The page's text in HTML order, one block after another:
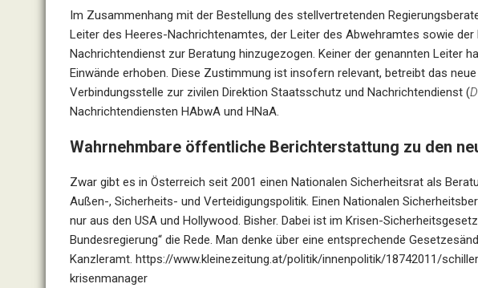
Im Zusammenhang mit der Bestellung des stellvertretenden
Leiter des Heeres-Nachrichtenamtes, der Leiter des Abwehramtes sowie
Nachrichtendienst zur Beratung hinzugezogen. Keiner der genannten Leiter
Einwände erhoben. Diese Zustimmung ist insofern relevant, betreibt das
Verbindungsstelle zur zivilen Direktion Staatsschutz und Nachrichtendienst (
Nachrichtendiensten HAbwA und HNaA.
Wahrnehmbare öffentliche Berichterstattung zu den
Zwar gibt es in Österreich seit 2001 einen Nationalen Sicherheitsrat als
Außen-, Sicherheits- und Verteidigungspolitik. Einen Nationalen
nur aus den USA und Hollywood. Bisher. Dabei ist im Krisen-
Bundesregierung“ die Rede. Man denke über eine entsprechende
Kanzleramt. https://www.kleinezeitung.at/politik/innenpolitik/18742011/
krisenmanager